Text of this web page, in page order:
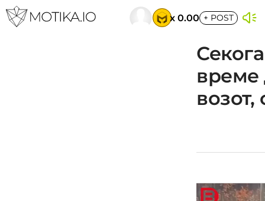
x 0.00 + POST
време
возот,